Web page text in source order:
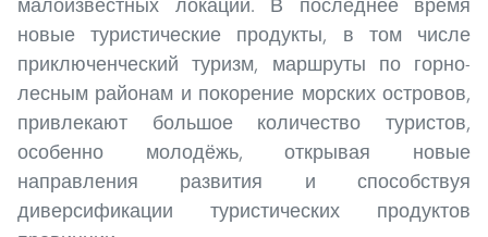
новые туристические продукты, в том числе
приключенческий туризм, маршруты по горно-
лесным районам и покорение морских островов,
привлекают большое количество туристов,
особенно молодёжь, открывая новые
направления развития и способствуя
диверсификации туристических продуктов